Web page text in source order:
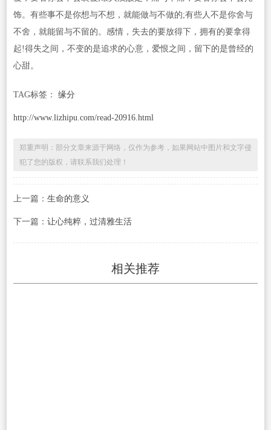
饰。有些事不是你想与不想，就能做与不做的;有些人不是你舍与
不舍，就能留与不留的。感情，失去的要放得下，拥有的要拿得
起!得失之间，不变的是追求的心意，爱恨之间，留下的是曾经的
心甜。
TAG标签： 缘分
http://www.lizhipu.com/read-20916.html
郑重声明：部分文章来源于网络，仅作为参考，如果网站中图片和文字侵
犯了您的版权，请联系我们处理！
上一篇： 生命的意义
下一篇： 让心纯粹，过清雅生活
相关推荐